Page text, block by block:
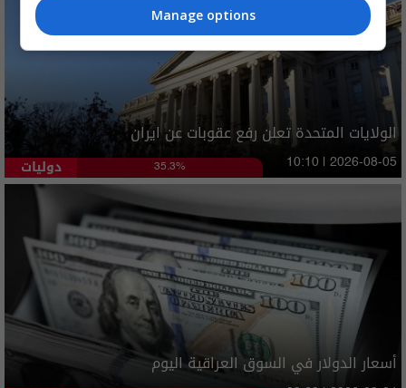
الولايات المتحدة تعلن رفع عقوبات عن ايران
دوليات 35.3% 10:10 | 2026-08-05
أسعار الدولار في السوق العراقية اليوم
Manage options